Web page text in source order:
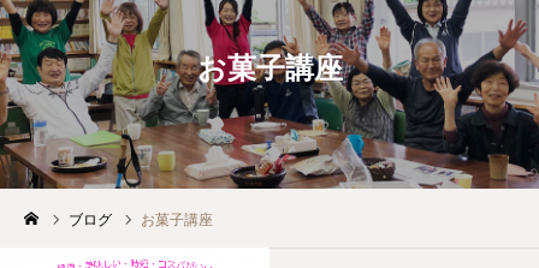
お菓子講座
ブログ お菓子講座
問合せ マップ
採用情報 講座一覧
ホーム
入学案内